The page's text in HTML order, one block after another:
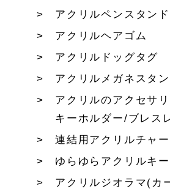
アクリルペンスタンド
アクリルヘアゴム
アクリルドッグタグ
アクリルメガネスタン
アクリルのアクセサ
キーホルダー/ブレス
連結用アクリルチャ
ゆらゆらアクリルキ
アクリルジオラマ(カ